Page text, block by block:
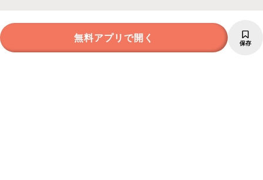
無料アプリで開く 保存